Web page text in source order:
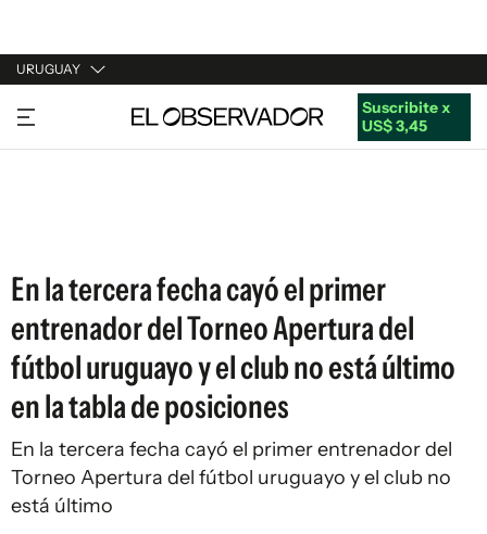
URUGUAY
URUGUAY
ARGENTINA
Suscribite x
US$ 3,45
En la tercera fecha cayó el primer
entrenador del Torneo Apertura del
fútbol uruguayo y el club no está último
en la tabla de posiciones
En la tercera fecha cayó el primer entrenador del
Torneo Apertura del fútbol uruguayo y el club no
está último